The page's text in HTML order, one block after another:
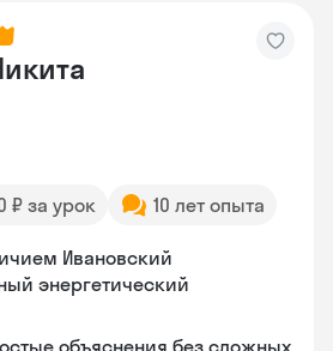
₽ за урок 10 лет опыта
Ивановский
энергетический
объяснения без сложных